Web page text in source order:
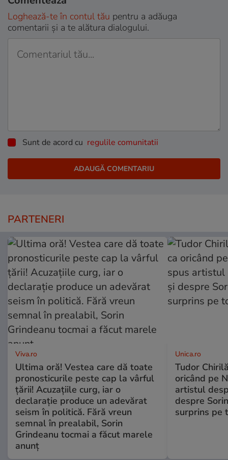
Loghează-te în contul tău pentru a adăuga
comentarii și a te alătura dialogului.
Sunt de acord cu regulile comunitatii
PARTENERI
Viva.ro
Ultima oră! Vestea care dă toate
pronosticurile peste cap la vârful
țării! Acuzațiile curg, iar o
declarație produce un adevărat
seism în politică. Fără vreun
semnal în prealabil, Sorin
Grindeanu tocmai a făcut marele
anunț
Unica.ro
Tudor
oricând pe
artistul
despre
surprins pe